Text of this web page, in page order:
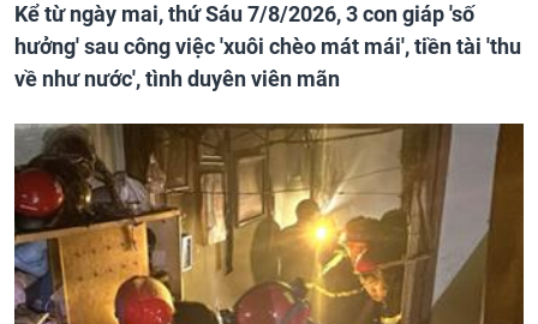
Kể từ ngày mai, thứ Sáu 7/8/2026, 3 con giáp 'số
hưởng' sau công việc 'xuôi chèo mát mái', tiền tài 'thu
về như nước', tình duyên viên mãn